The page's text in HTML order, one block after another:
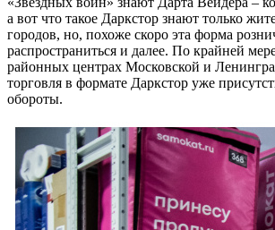
а вот что такое Даркстор знают только
городов, но, похоже скоро эта форма
распространиться и далее. По крайней
районных центрах Московской и
торговля в формате Даркстор уже
обороты.